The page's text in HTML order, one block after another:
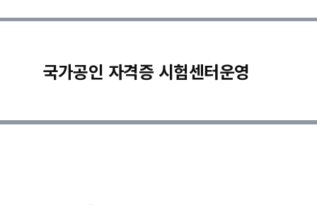
국가공인 자격증 시험센터운영